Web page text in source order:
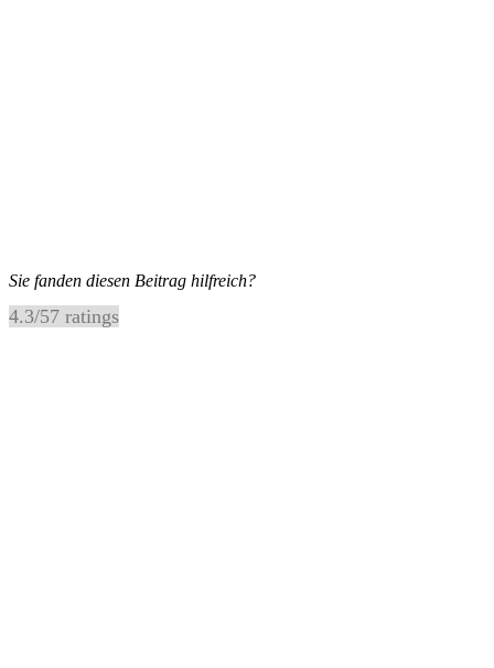
Sie fanden diesen Beitrag hilfreich?
4.3/57 ratings